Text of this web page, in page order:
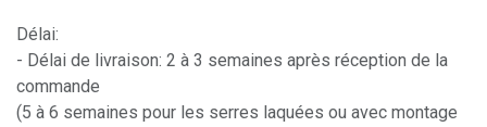
Délai:
- Délai de livraison: 2 à 3 semaines après réception de la
commande
(5 à 6 semaines pour les serres laquées ou avec montage